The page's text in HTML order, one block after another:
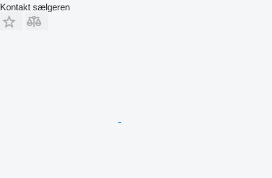
Kontakt sælgeren